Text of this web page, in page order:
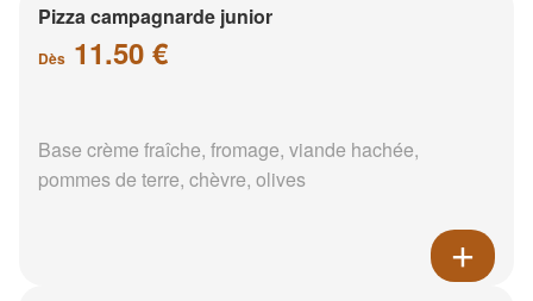
Pizza campagnarde junior
Dès 11.50 €
Base crème fraîche, fromage, viande hachée,
pommes de terre, chèvre, olives